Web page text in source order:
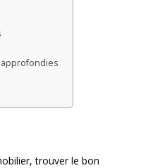
trouver le bon